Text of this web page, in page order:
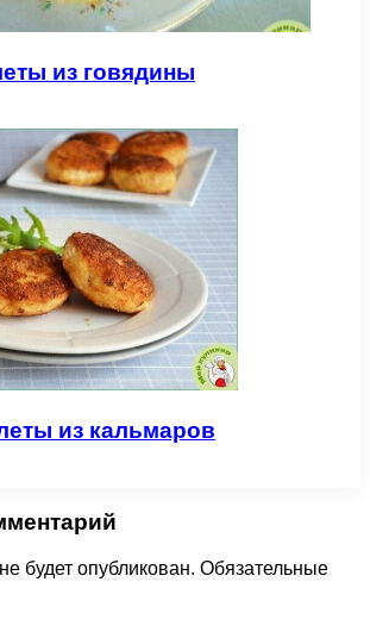
из говядины
из кальмаров
будет опубликован. Обязательные